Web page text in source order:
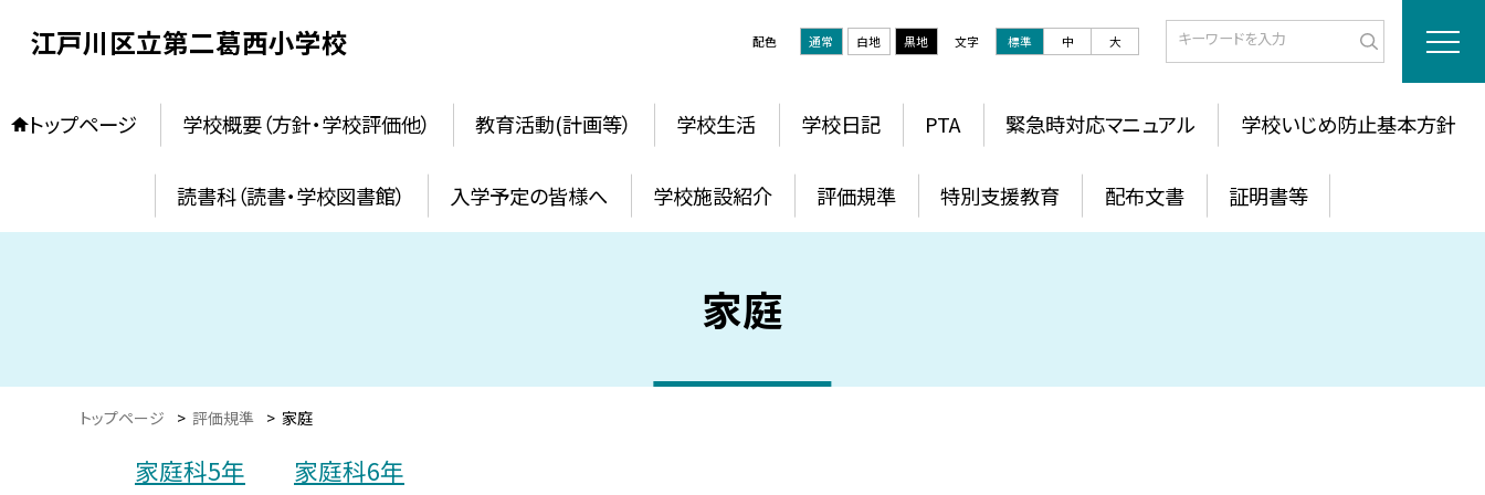
江戸川区立第二葛西小学校 配色 通常 白地 黒地 文字 標準 中 大
トップページ 学校概要（方針・学校評価他） 教育活動(計画等） 学校生活 学校日記 PTA 緊急時対応マニュアル 学校いじめ防止基本方針
読書科（読書・学校図書館） 入学予定の皆様へ 学校施設紹介 評価規準 特別支援教育 配布文書 証明書等
家庭
トップページ > 評価規準 > 家庭
家庭科5年 家庭科6年